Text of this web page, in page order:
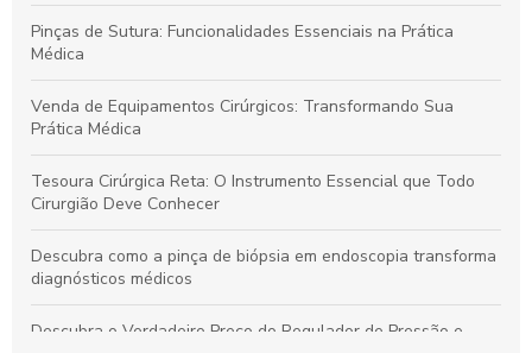
Pinças de Sutura: Funcionalidades Essenciais na Prática
Médica
Venda de Equipamentos Cirúrgicos: Transformando Sua
Prática Médica
Tesoura Cirúrgica Reta: O Instrumento Essencial que Todo
Cirurgião Deve Conhecer
Descubra como a pinça de biópsia em endoscopia transforma
diagnósticos médicos
Descubra o Verdadeiro Preço do Regulador de Pressão e